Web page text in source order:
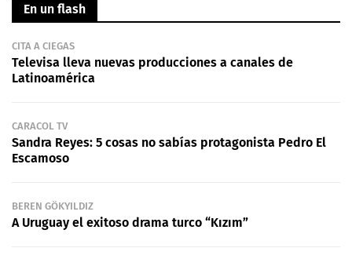
En un flash
CITA A CIEGAS
Televisa lleva nuevas producciones a canales de
Latinoamérica
CARACOL TV
Sandra Reyes: 5 cosas no sabías protagonista Pedro El
Escamoso
BEREN GÖKYILDIZ
A Uruguay el exitoso drama turco “Kızım”